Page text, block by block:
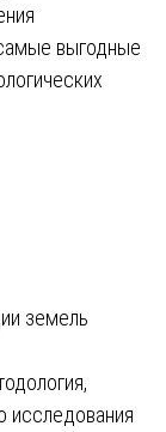
выгодные
земель
исследования